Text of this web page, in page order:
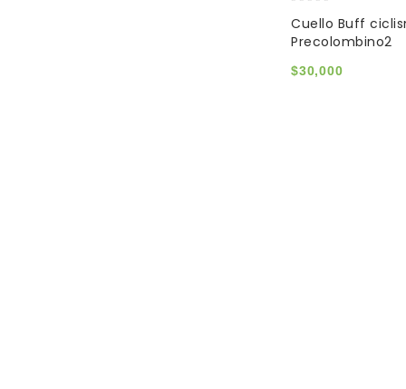
out
of
Cuello Buff
Precolombino2
$30,000